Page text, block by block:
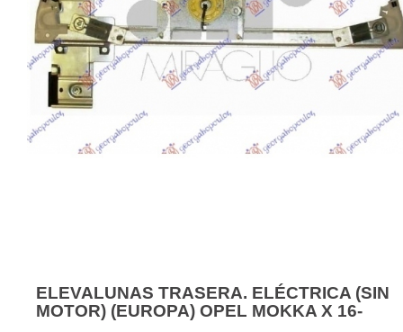
ELEVALUNAS TRASERA. ELÉCTRICA (SIN
MOTOR) (EUROPA) OPEL MOKKA X 16-